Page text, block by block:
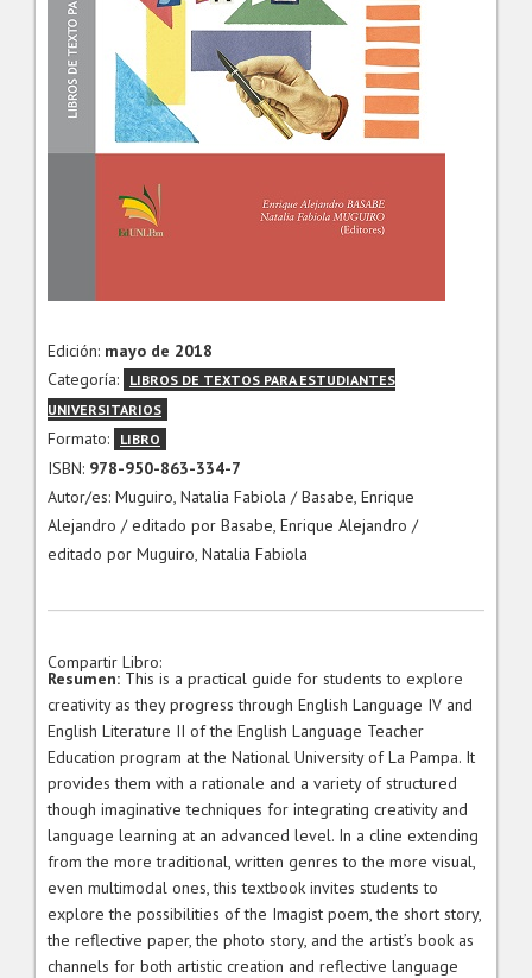
Edición: mayo de 2018
Categoría:
LIBROS DE TEXTOS PARA ESTUDIANTES
UNIVERSITARIOS
Formato: LIBRO
ISBN: 978-950-863-334-7
Autor/es: Muguiro, Natalia Fabiola / Basabe, Enrique
Alejandro / editado por Basabe, Enrique Alejandro /
editado por Muguiro, Natalia Fabiola
Compartir Libro:
Resumen: This is a practical guide for students to explore
creativity as they progress through English Language IV and
English Literature II of the English Language Teacher
Education program at the National University of La Pampa. It
provides them with a rationale and a variety of structured
though imaginative techniques for integrating creativity and
language learning at an advanced level. In a cline extending
from the more traditional, written genres to the more visual,
even multimodal ones, this textbook invites students to
explore the possibilities of the Imagist poem, the short story,
the reflective paper, the photo story, and the artist’s book as
channels for both artistic creation and reflective language